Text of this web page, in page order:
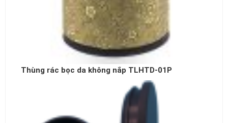
Thùng rác bọc da không nắp TLHTD-01P